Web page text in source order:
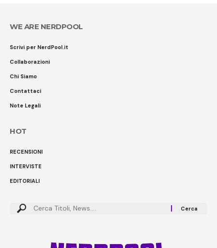
WE ARE NERDPOOL
Scrivi per NerdPool.it
Collaborazioni
Chi Siamo
Contattaci
Note Legali
HOT
RECENSIONI
INTERVISTE
EDITORIALI
Cerca: